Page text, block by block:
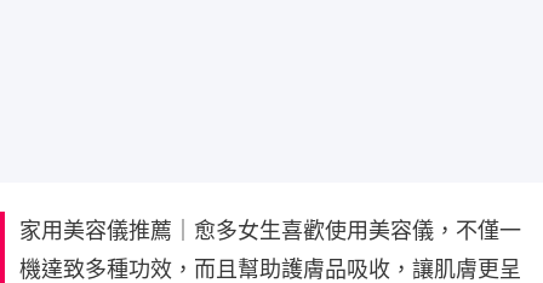
家用美容儀推薦｜愈多女生喜歡使用美容儀，不僅一
機達致多種功效，而且幫助護膚品吸收，讓肌膚更呈